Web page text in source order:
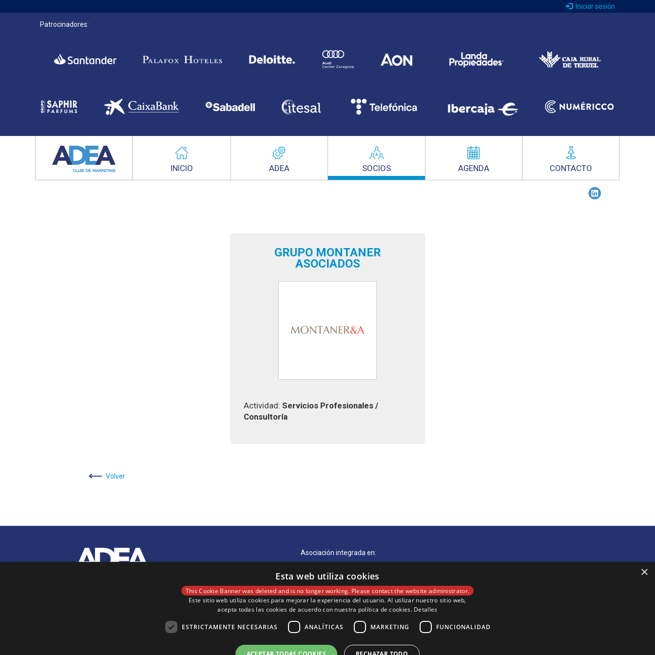
Iniciar sesión
Patrocinadores:
INICIO ADEA SOCIOS AGENDA CONTACTO
GRUPO MONTANER
ASOCIADOS
Actividad: Servicios Profesionales /
Consultoría
Volver
Asociación integrada en:
×
Esta web utiliza cookies
This Cookie Banner was deleted and is no longer working. Please contact the website administrator.
Este sitio web utiliza cookies para mejorar la experiencia del usuario. Al utilizar nuestro sitio web,
acepta todas las cookies de acuerdo con nuestra política de cookies. Detalles
ESTRICTAMENTE NECESARIAS ANALÍTICAS MARKETING FUNCIONALIDAD